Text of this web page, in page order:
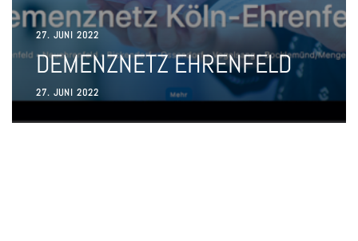
27. JUNI 2022
DEMENZNETZ EHRENFELD
27. JUNI 2022